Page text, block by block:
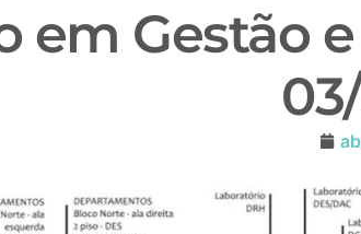
em Gestão